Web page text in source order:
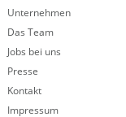
Unternehmen
Das Team
Jobs bei uns
Presse
Kontakt
Impressum